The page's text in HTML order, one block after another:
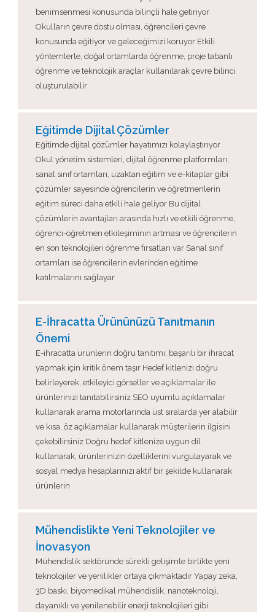
benimsenmesi konusunda bilinçli hale getiriyor
Okulların çevre dostu olması, öğrencileri çevre
konusunda eğitiyor ve geleceğimizi koruyor Etkili
yöntemlerle, doğal ortamlarda öğrenme, proje tabanlı
öğrenme ve teknolojik araçlar kullanılarak çevre bilinci
oluşturulabilir
Eğitimde Dijital Çözümler
Eğitimde dijital çözümler hayatımızı kolaylaştırıyor
Okul yönetim sistemleri, dijital öğrenme platformları,
sanal sınıf ortamları, uzaktan eğitim ve e-kitaplar gibi
çözümler sayesinde öğrencilerin ve öğretmenlerin
eğitim süreci daha etkili hale geliyor Bu dijital
çözümlerin avantajları arasında hızlı ve etkili öğrenme,
öğrenci-öğretmen etkileşiminin artması ve öğrencilerin
en son teknolojileri öğrenme fırsatları var Sanal sınıf
ortamları ise öğrencilerin evlerinden eğitime
katılmalarını sağlayar
E-İhracatta Ürününüzü Tanıtmanın
Önemi
E-ihracatta ürünlerin doğru tanıtımı, başarılı bir ihracat
yapmak için kritik önem taşır Hedef kitlenizi doğru
belirleyerek, etkileyici görseller ve açıklamalar ile
ürünlerinizi tanıtabilirsiniz SEO uyumlu açıklamalar
kullanarak arama motorlarında üst sıralarda yer alabilir
ve kısa, öz açıklamalar kullanarak müşterilerin ilgisini
çekebilirsiniz Doğru hedef kitlenize uygun dil
kullanarak, ürünlerinizin özelliklerini vurgulayarak ve
sosyal medya hesaplarınızı aktif bir şekilde kullanarak
ürünlerin
Mühendislikte Yeni Teknolojiler ve
İnovasyon
Mühendislik sektöründe sürekli gelişimle birlikte yeni
teknolojiler ve yenilikler ortaya çıkmaktadır Yapay zeka,
3D baskı, biyomedikal mühendislik, nanoteknoloji,
dayanıklı ve yenilenebilir enerji teknolojileri gibi